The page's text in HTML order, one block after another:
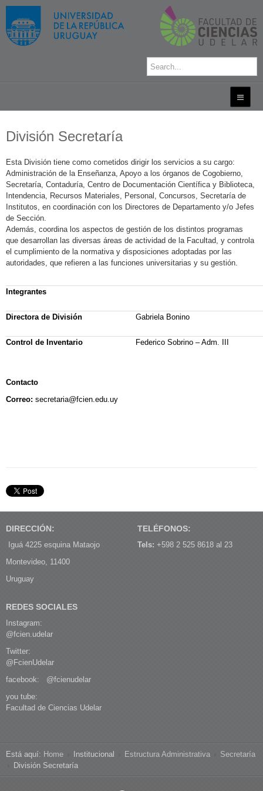
División Secretaría
Esta División tiene como cometidos dirigir los servicios a su cargo:
Administración de la Enseñanza, Apoyo a los órganos de Cogobierno,
Secretaría, Contaduría, Centro de Documentación Científica y Biblioteca,
Intendencia, Recursos Materiales, Personal, Concursos, Secretaría de
Institutos, en coordinación con los Directores de Departamento y/o Jefes
de Sección.
Además, coordina los aspectos de gestión de los distintos programas
que desarrollan las diversas áreas de actividad de la Facultad, y controla
el cumplimiento de la normativa y disposiciones adoptadas por las
autoridades, que refieren a las funciones universitarias y su gestión.
Integrantes
Directora de División Gabriela Bonino
Control de Inventario Federico Sobrino – Adm. III
Contacto
Correo: secretaria@fcien.edu.uy
DIRECCIÓN:
Iguá 4225 esquina Mataojo
Montevideo, 11400
Uruguay
TELÉFONOS:
Tels: +598 2 525 8618 al 23
REDES SOCIALES
Instagram:
@fcien.udelar
Twitter:
@FcienUdelar
facebook: @fcienudelar
you tube:
Facultad de Ciencias Udelar
Está aquí: Home Institucional Estructura Administrativa
Secretaría
División Secretaría